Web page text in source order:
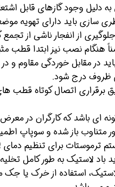
دلیل وجود گازهای قابل
سازی باید دارای تهویه
از انفجار ناشی از
هنگام نصب نیز ابتدا قطب
در مقابل خوردگی مقاوم و
ظروف درج شود.
برقراری اتصال کوتاه
ای باشد که کارگران در
متناوب باز شده و سوپاپ
ترموستات برای تنظیم دمای
باد لاستیک به طور کامل
استفاده از خرک یا